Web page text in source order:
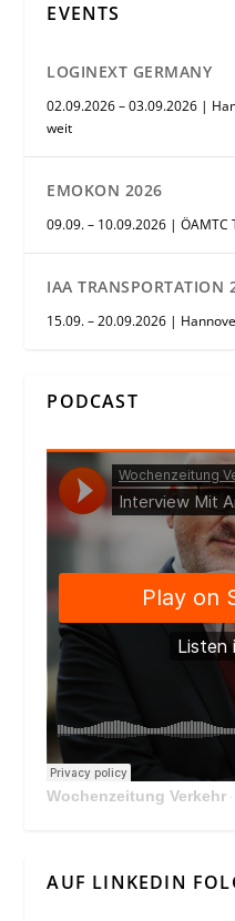
EVENTS
LOGINEXT GERMANY
02.09.2026 – 03.09.2026 |
weit
EMOKON 2026
09.09. – 10.09.2026 |
IAA TRANSPORTATION
15.09. – 20.09.2026 |
PODCAST
Wochenzeitung Verkehr ·
AUF LINKEDIN